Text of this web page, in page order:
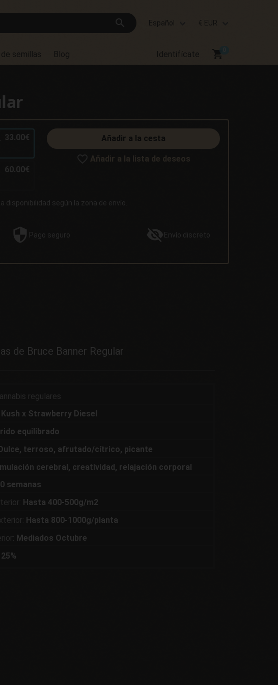
search Español € EUR
semillas Blog Identifícate shopping_cart
33.00€
60.00€
Añadir a la cesta
Añadir a la lista de deseos
disponibilidad según la zona de envío.
Pago seguro Envío discreto
de Bruce Banner Regular
regulares
Kush x Strawberry Diesel
equilibrado
terroso, afrutado/cítrico, picante
cerebral, creatividad, relajación corporal
semanas
Hasta 400-500g/m2
Hasta 800-1000g/planta
Mediados Octubre